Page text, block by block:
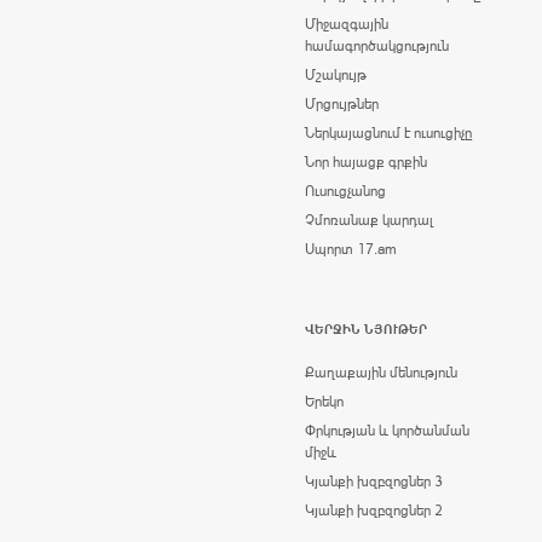
Միջազգային
համագործակցություն
Մշակույթ
Մրցույթներ
Ներկայացնում է ուսուցիչը
Նոր հայացք գրքին
Ուսուցչանոց
Չմոռանաք կարդալ
Սպորտ 17.am
ՎԵՐՋԻՆ ՆՅՈՒԹԵՐ
Քաղաքային մենություն
Երեկո
Փրկության և կործանման
միջև
Կյանքի խզբզոցներ 3
Կյանքի խզբզոցներ 2